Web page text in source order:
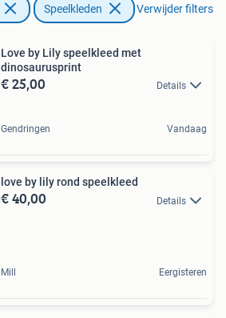
Speelkleden Verwijder filters
Love by Lily speelkleed met
dinosaurusprint
€ 25,00 Details
Gendringen Vandaag
love by lily rond speelkleed
€ 40,00 Details
Mill Eergisteren